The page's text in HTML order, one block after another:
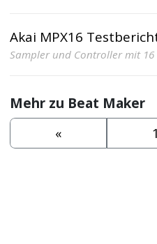
Akai MPX16
Sampler und Controller mit 16
Mehr zu Beat Maker
«
1